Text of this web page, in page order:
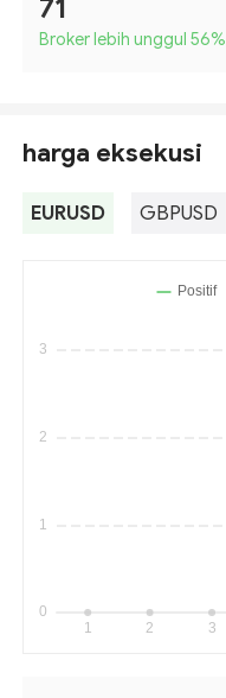
71
Broker lebih unggul 56%
harga eksekusi
EURUSD GBPUSD